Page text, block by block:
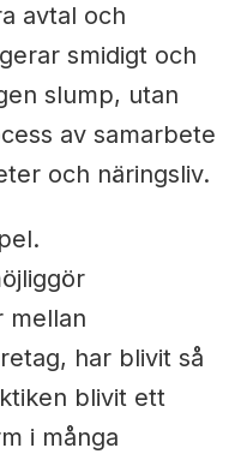
avtal och
smidigt och
slump, utan
av samarbete
och näringsliv.
mellan
har blivit så
blivit ett
i många